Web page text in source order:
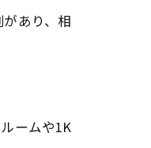
あり、相
ームや1K